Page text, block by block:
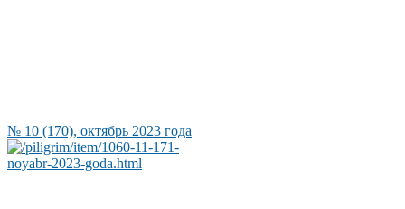
№ 10 (170), октябрь 2023 года